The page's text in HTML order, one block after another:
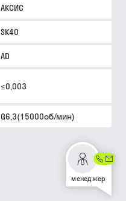
АКСИС
SK40
AD
≤0,003
G6,3(15000об/мин)
менеджер